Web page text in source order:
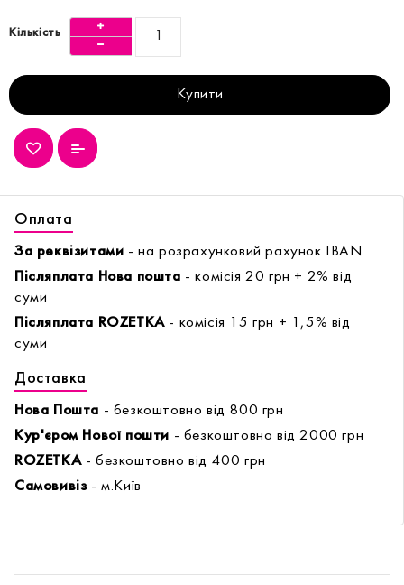
Кількість
Купити
Оплата
За реквізитами - на розрахунковий рахунок IBAN
Післяплата Нова пошта - комісія 20 грн + 2% від
суми
Післяплата ROZETKA- комісія 15 грн + 1,5% від
суми
Доставка
Нова Пошта - безкоштовно від 800 грн
Кур'єром Нової пошти - безкоштовно від 2000 грн
ROZETKA- безкоштовно від 400 грн
Самовивіз- м.Київ